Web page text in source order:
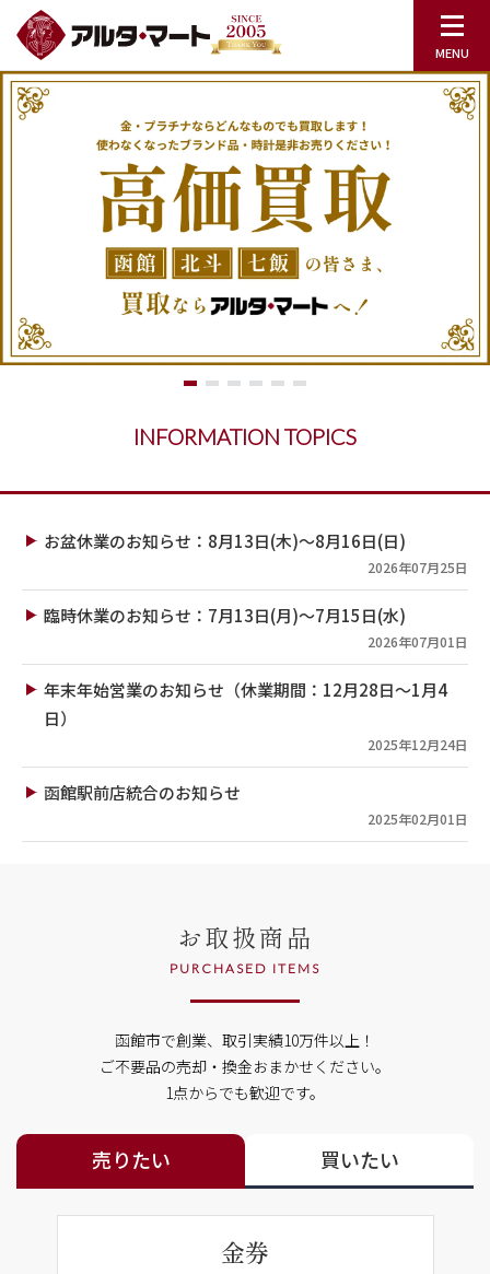
INFORMATION TOPICS
お盆休業のお知らせ：8月13日(木)～8月16日(日)
2026年07月25日
臨時休業のお知らせ：7月13日(月)～7月15日(水)
2026年07月01日
年末年始営業のお知らせ（休業期間：12月28日～1月4
日）
2025年12月24日
函館駅前店統合のお知らせ
2025年02月01日
お取扱商品
PURCHASED ITEMS
函館市で創業、取引実績10万件以上！
ご不要品の売却・換金おまかせください。
1点からでも歓迎です。
売りたい 買いたい
金券